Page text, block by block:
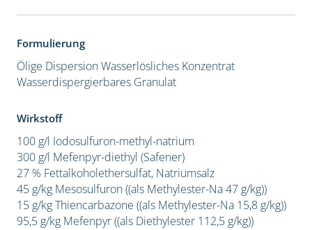
Formulierung
Ölige DispersionWasserlösliches Konzentrat
Wasserdispergierbares Granulat
Wirkstoff
100 g/l Iodosulfuron-methyl-natrium
300 g/l Mefenpyr-diethyl (Safener)
27 % Fettalkoholethersulfat, Natriumsalz
45 g/kg Mesosulfuron ((als Methylester-Na 47 g/kg))
15 g/kg Thiencarbazone ((als Methylester-Na 15,8 g/kg))
95,5 g/kg Mefenpyr ((als Diethylester 112,5 g/kg))